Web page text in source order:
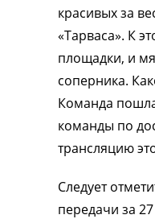
красивых за
«Тарваса». К
площадки, и
соперника.
Команда
команды по
трансляцию
Следует
передачи за